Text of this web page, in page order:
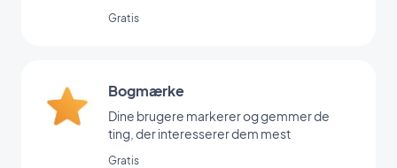
Gratis
Bogmærke
Dine brugere markerer og gemmer de
ting, der interesserer dem mest
Gratis